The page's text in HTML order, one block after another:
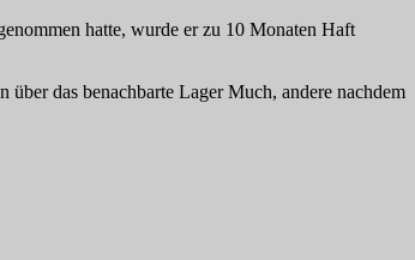
hatte, wurde er zu 10 Monaten Haft
das benachbarte Lager Much, andere nachdem